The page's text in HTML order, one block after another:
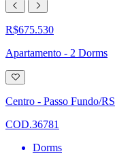
R$675.530
Apartamento - 2 Dorms
Adicionar
à
lista
de
Centro - Passo Fundo/RS
COD.36781
Dorms